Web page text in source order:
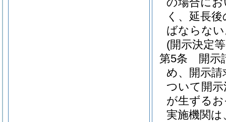
く、延長
ばならな
(開示決定
第5条
開示
め、開示
ついて開
が生ずる
実施機関